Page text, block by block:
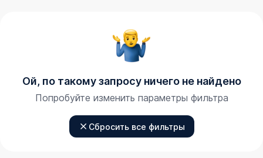
Ой, по такому запросу ничего не найдено
Попробуйте изменить параметры фильтра
Сбросить все фильтры